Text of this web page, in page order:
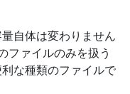
自体は変わりません
ファイルのみを扱う
な種類のファイルで